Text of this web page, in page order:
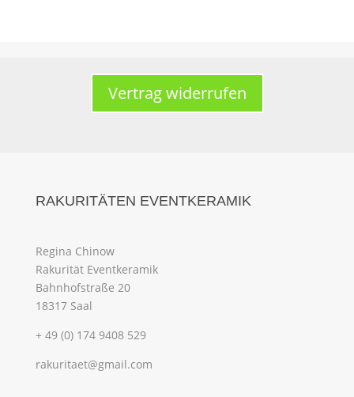
Vertrag widerrufen
RAKURITÄTEN EVENTKERAMIK
Regina Chinow
Rakurität Eventkeramik
Bahnhofstraße 20
18317 Saal
+ 49 (0) 174 9408 529
rakuritaet@gmail.com